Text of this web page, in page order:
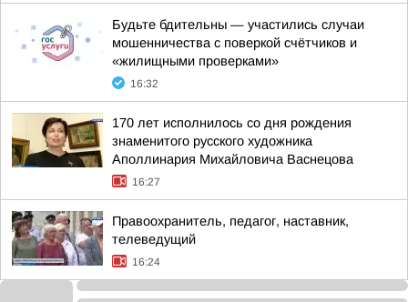
Будьте бдительны — участились случаи
мошенничества с поверкой счётчиков и
«жилищными проверками»
16:32
170 лет исполнилось со дня рождения
знаменитого русского художника
Аполлинария Михайловича Васнецова
16:27
Правоохранитель, педагог, наставник,
телеведущий
16:24